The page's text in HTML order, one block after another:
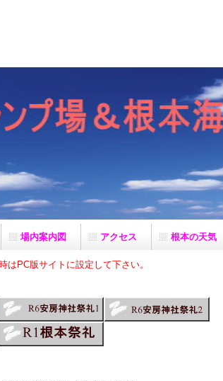
はPC版サイトに設定して下さい。
場内案内図 アクセス 根本の天気